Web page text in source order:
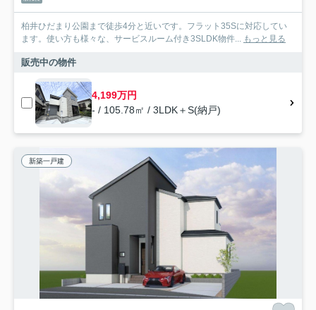
柏井ひだまり公園まで徒歩4分と近いです。フラット35Sに対応してい
ます。使い方も様々な、サービスルーム付き3SLDK物件... もっと見る
販売中の物件
4,199万円
- / 105.78㎡ / 3LDK＋S(納戸)
新築一戸建